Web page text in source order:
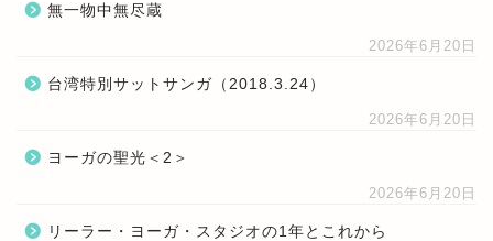
無一物中無尽蔵
2026年6月20日
台湾特別サットサンガ（2018.3.24）
2026年6月20日
ヨーガの聖光＜2＞
2026年6月20日
リーラー・ヨーガ・スタジオの1年とこれから